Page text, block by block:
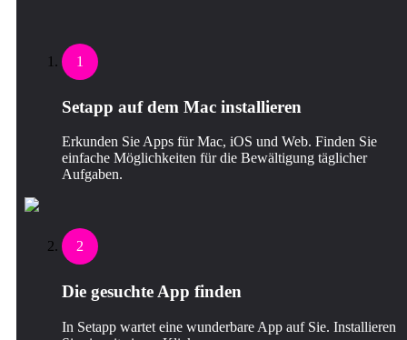
1
Setapp auf dem Mac installieren
Erkunden Sie Apps für Mac, iOS und Web. Finden Sie
einfache Möglichkeiten für die Bewältigung täglicher
Aufgaben.
2
Die gesuchte App finden
In Setapp wartet eine wunderbare App auf Sie. Installieren